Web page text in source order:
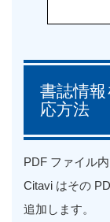
書誌情
応方法
PDF ファイル
Citavi はその
追加します。